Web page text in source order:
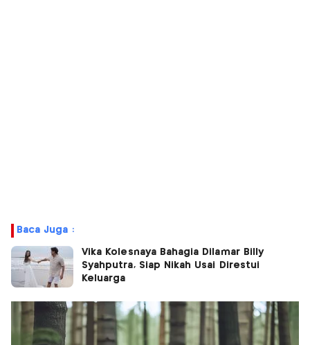
Baca Juga :
Vika Kolesnaya Bahagia Dilamar Billy
Syahputra, Siap Nikah Usai Direstui
Keluarga